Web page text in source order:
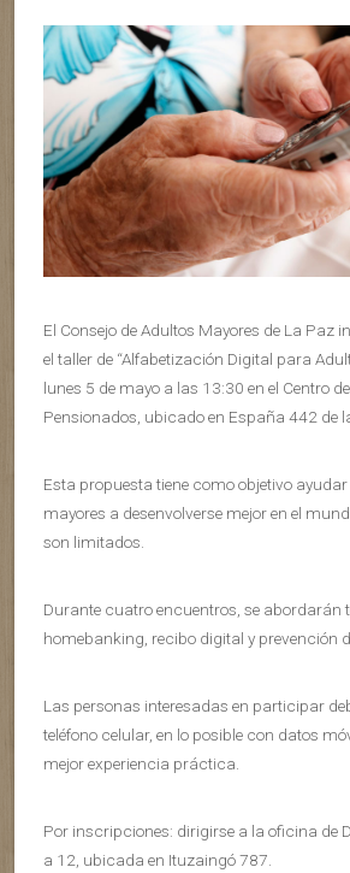
El Consejo de Adultos Mayores de La Paz
el taller de “Alfabetización Digital para
lunes 5 de mayo a las 13:30 en el Centro
Pensionados, ubicado en España 442 de
Esta propuesta tiene como objetivo
mayores a desenvolverse mejor en el
son limitados.
Durante cuatro encuentros, se abordarán
homebanking, recibo digital y prevención
Las personas interesadas en participar
teléfono celular, en lo posible con datos
mejor experiencia práctica.
Por inscripciones: dirigirse a la oficina de
a 12, ubicada en Ituzaingó 787.